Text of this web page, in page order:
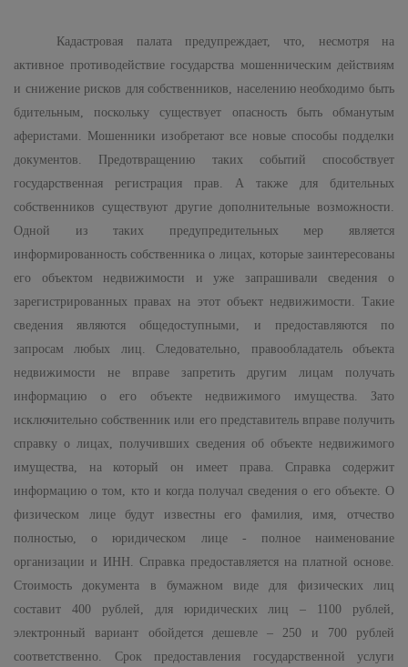
Кадастровая палата предупреждает, что, несмотря на
активное противодействие государства мошенническим действиям
и снижение рисков для собственников, населению необходимо быть
бдительным, поскольку существует опасность быть обманутым
аферистами. Мошенники изобретают все новые способы подделки
документов. Предотвращению таких событий способствует
государственная регистрация прав. А также для бдительных
собственников существуют другие дополнительные возможности.
Одной из таких предупредительных мер является
информированность собственника о лицах, которые заинтересованы
его объектом недвижимости и уже запрашивали сведения о
зарегистрированных правах на этот объект недвижимости. Такие
сведения являются общедоступными, и предоставляются по
запросам любых лиц. Следовательно, правообладатель объекта
недвижимости не вправе запретить другим лицам получать
информацию о его объекте недвижимого имущества. Зато
исключительно собственник или его представитель вправе получить
справку о лицах, получивших сведения об объекте недвижимого
имущества, на который он имеет права. Справка содержит
информацию о том, кто и когда получал сведения о его объекте. О
физическом лице будут известны его фамилия, имя, отчество
полностью, о юридическом лице - полное наименование
организации и ИНН. Справка предоставляется на платной основе.
Стоимость документа в бумажном виде для физических лиц
составит 400 рублей, для юридических лиц – 1100 рублей,
электронный вариант обойдется дешевле – 250 и 700 рублей
соответственно. Срок предоставления государственной услуги